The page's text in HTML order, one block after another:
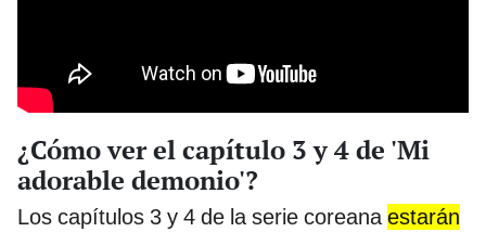
¿Cómo ver el capítulo 3 y 4 de 'Mi
adorable demonio'?
Los capítulos 3 y 4 de la serie coreanaestarán